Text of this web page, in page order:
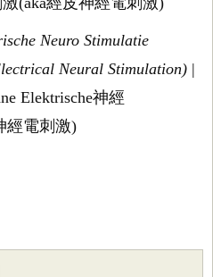
Neuro Stimulatie
Neural Stimulation) |
Elektrische神經
經電刺激)